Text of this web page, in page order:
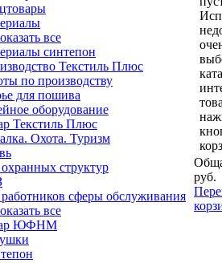
все
синтепон
Текстиль Плюс
по производству
для пошива
оборудование
Текстиль Плюс
Охота. Туризм
структур
сферы обслуживания
все
ЮФНМ
руб.